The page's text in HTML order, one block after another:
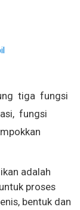
tiga fungsi
fungsi
adalah
proses
bentuk dan